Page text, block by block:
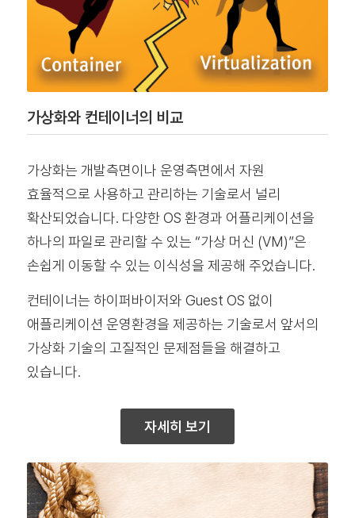
가상화와 컨테이너의 비교
가상화는 개발측면이나 운영측면에서 자원
효율적으로 사용하고 관리하는 기술로서 널리
확산되었습니다. 다양한 OS 환경과 어플리케이션을
하나의 파일로 관리할 수 있는 “가상 머신 (VM)”은
손쉽게 이동할 수 있는 이식성을 제공해 주었습니다.
컨테이너는 하이퍼바이저와 Guest OS 없이
애플리케이션 운영환경을 제공하는 기술로서 앞서의
가상화 기술의 고질적인 문제점들을 해결하고
있습니다.
자세히 보기